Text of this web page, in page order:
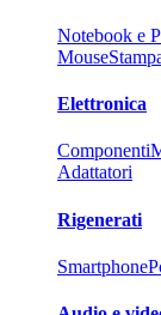
Notebook e
Mouse
Elettronica
Componenti
Adattatori
Rigenerati
Smartphone